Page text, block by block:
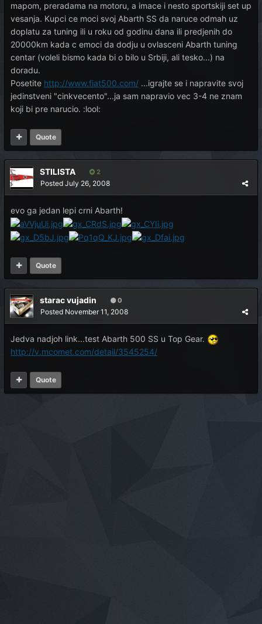
mapom, preradama na motoru, a imace i nesto sportskiji set up
vesanja. Kupci ce moci svoj Abarth SS da naruce odmah uz
doplatu za tuning ili u roku od godinu dana ili predjenih do
20000km kada c emoci da dodju u ovlasceni Abarth tuning
centar (voleli bismo kada bi o bilo u Srbiji, ali tesko...) na
doradu.
Posetite http://www.fiat500.com/ ...igrajte se i napravite svoj
jedinstveni "cinkvecento"...ja sam napravio vec 3-4 ne znam
koji bi pre narucio. :lool:
Quote
STILISTA 2
Posted July 26, 2008
evo ga jedan lepi crni Abarth!
Quote
starac vujadin 0
Posted November 11, 2008
Jedva nadjoh link...test Abarth 500 SS u Top Gear.
http://v.mcomet.com/detail/3545254/
Quote